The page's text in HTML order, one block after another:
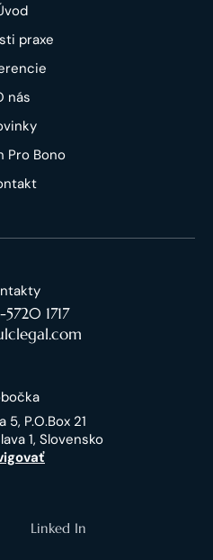
praxe
nás
Pro Bono
1717
5, P.O.Box 21
1, Slovensko
Linked In